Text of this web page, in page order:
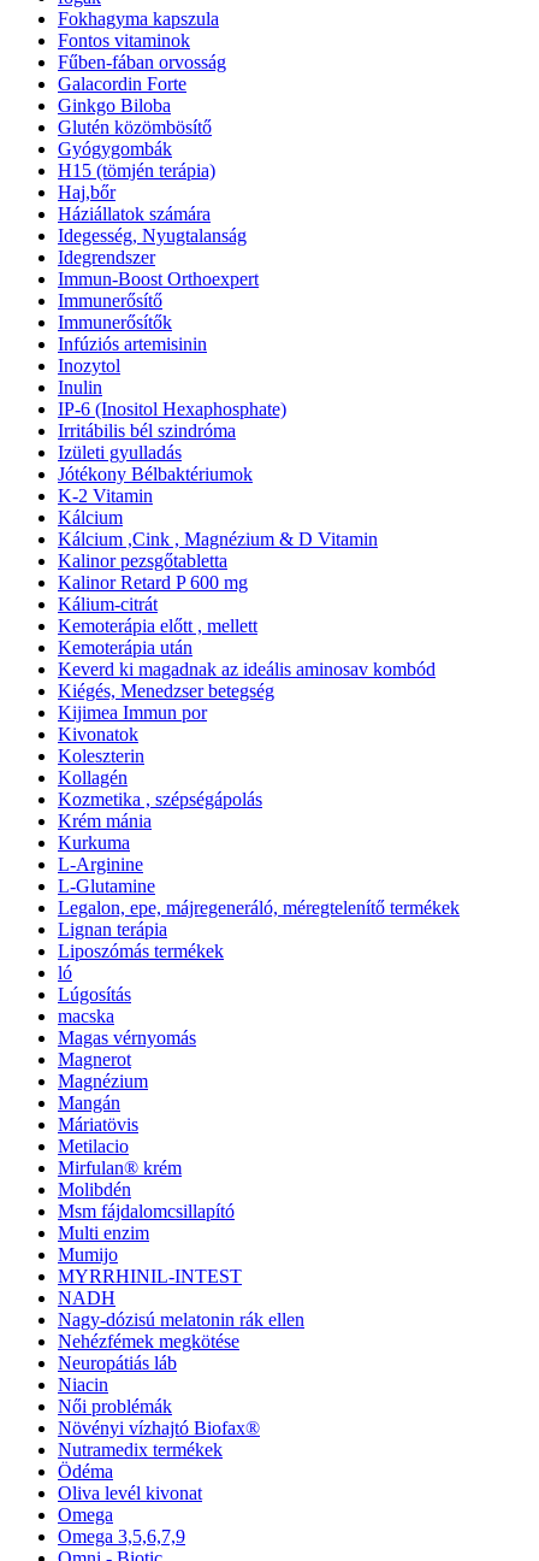
Fokhagyma kapszula
Fontos vitaminok
Fűben-fában orvosság
Galacordin Forte
Ginkgo Biloba
Glutén közömbösítő
Gyógygombák
H15 (tömjén terápia)
Haj,bőr
Háziállatok számára
Idegesség, Nyugtalanság
Idegrendszer
Immun-Boost Orthoexpert
Immunerősítő
Immunerősítők
Infúziós artemisinin
Inozytol
Inulin
IP-6 (Inositol Hexaphosphate)
Irritábilis bél szindróma
Izületi gyulladás
Jótékony Bélbaktériumok
K-2 Vitamin
Kálcium
Kálcium ,Cink , Magnézium & D Vitamin
Kalinor pezsgőtabletta
Kalinor Retard P 600 mg
Kálium-citrát
Kemoterápia előtt , mellett
Kemoterápia után
Keverd ki magadnak az ideális aminosav kombód
Kiégés, Menedzser betegség
Kijimea Immun por
Kivonatok
Koleszterin
Kollagén
Kozmetika , szépségápolás
Krém mánia
Kurkuma
L-Arginine
L-Glutamine
Legalon, epe, májregeneráló, méregtelenítő termékek
Lignan terápia
Liposzómás termékek
ló
Lúgosítás
macska
Magas vérnyomás
Magnerot
Magnézium
Mangán
Máriatövis
Metilacio
Mirfulan® krém
Molibdén
Msm fájdalomcsillapító
Multi enzim
Mumijo
MYRRHINIL-INTEST
NADH
Nagy-dózisú melatonin rák ellen
Nehézfémek megkötése
Neuropátiás láb
Niacin
Női problémák
Növényi vízhajtó Biofax®
Nutramedix termékek
Ödéma
Oliva levél kivonat
Omega
Omega 3,5,6,7,9